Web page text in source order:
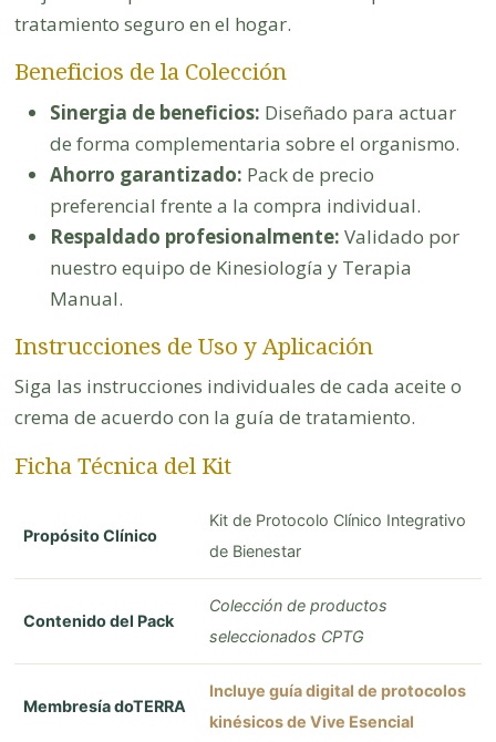
tratamiento seguro en el hogar.
Beneficios de la Colección
Sinergia de beneficios: Diseñado para actuar
de forma complementaria sobre el organismo.
Ahorro garantizado: Pack de precio
preferencial frente a la compra individual.
Respaldado profesionalmente: Validado por
nuestro equipo de Kinesiología y Terapia
Manual.
Instrucciones de Uso y Aplicación
Siga las instrucciones individuales de cada aceite o
crema de acuerdo con la guía de tratamiento.
Ficha Técnica del Kit
Propósito Clínico
Kit de Protocolo Clínico Integrativo
de Bienestar
Contenido del Pack
Colección de productos
seleccionados CPTG
Membresía doTERRA
Incluye guía digital de protocolos
kinésicos de Vive Esencial